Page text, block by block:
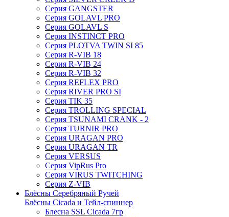
Серия GANGSTER
Серия GOLAVL PRO
Серия GOLAVL S
Серия INSTINCT PRO
Серия PLOTVA TWIN SI 85
Серия R-VIB 18
Серия R-VIB 24
Серия R-VIB 32
Серия REFLEX PRO
Серия RIVER PRO SI
Серия TIK 35
Серия TROLLING SPECIAL
Серия TSUNAMI CRANK - 2
Серия TURNIR PRO
Серия URAGAN PRO
Серия URAGAN TR
Серия VERSUS
Серия VipRus Pro
Серия VIRUS TWITCHING
Серия Z-VIB
Блёсны Серебряный Ручей
Блёсны Cicada и Тейл-спиннер
Блесна SSL Cicada 7гр